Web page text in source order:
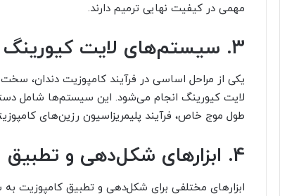
مهمی در کیفیت نهایی ترمیم دارند.
3. سیستم‌های لایت کیورینگ (Light Curing)
یکی از مراحل اساسی در فرآیند کامپوزیت دندان،
طول موج خاص، فرآیند پلیمریزاسیون رزین‌های
4. ابزارهای شکل‌دهی و تطبیق
ابزارهای مختلفی برای شکل‌دهی و تطبیق کامپوزیت به